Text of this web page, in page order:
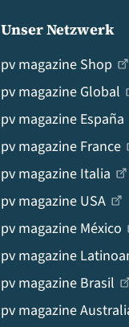
Unser Netzwerk
pv magazine Shop
pv magazine Global
pv magazine España
pv magazine France
pv magazine Italia
pv magazine USA
pv magazine México
pv magazine
pv magazine Brasil
pv magazine